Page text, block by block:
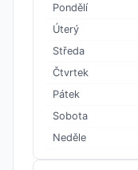
Pondělí
Úterý
Středa
Čtvrtek
Pátek
Sobota
Neděle